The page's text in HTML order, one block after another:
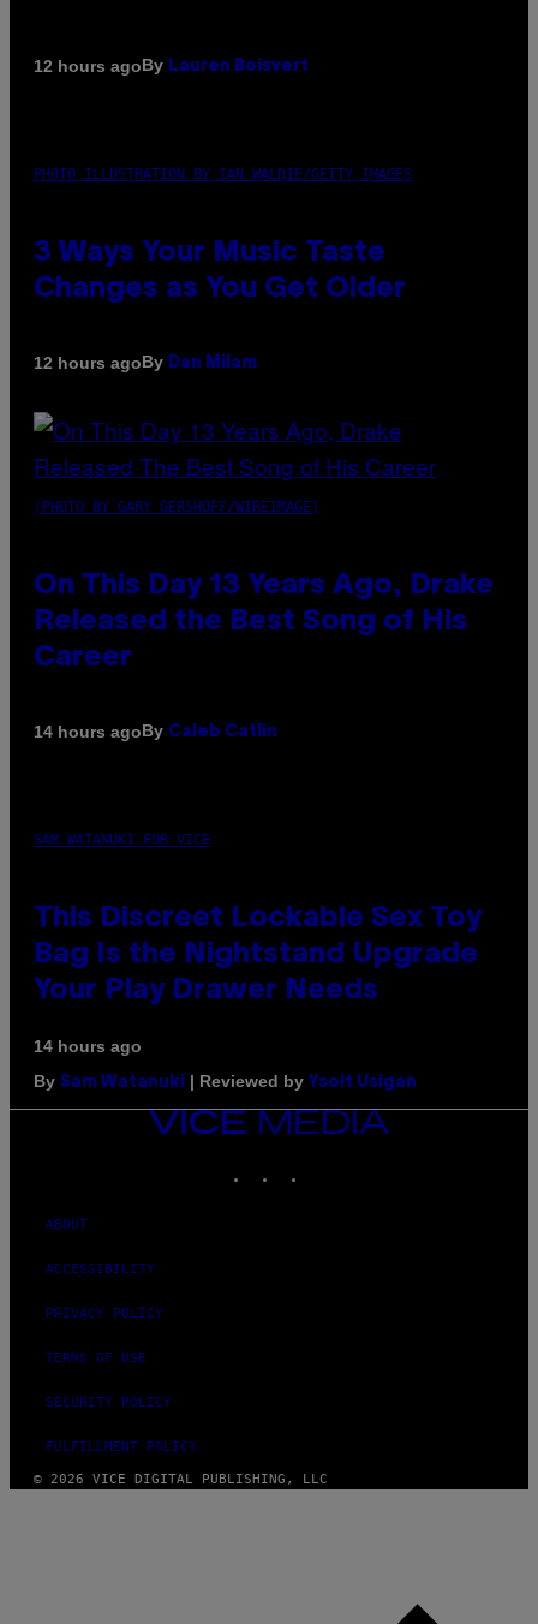
12 hours agoBy Lauren Boisvert
PHOTO ILLUSTRATION BY IAN WALDIE/GETTY IMAGES
3 Ways Your Music Taste
Changes as You Get Older
12 hours agoBy Dan Milam
(PHOTO BY GARY GERSHOFF/WIREIMAGE)
On This Day 13 Years Ago, Drake
Released the Best Song of His
Career
14 hours agoBy Caleb Catlin
SAM WATANUKI FOR VICE
This Discreet Lockable Sex Toy
Bag Is the Nightstand Upgrade
Your Play Drawer Needs
14 hours ago
By Sam Watanuki | Reviewed by Ysolt Usigan
VICE
ABOUT
ACCESSIBILITY
PRIVACY POLICY
TERMS OF USE
SECURITY POLICY
FULFILLMENT POLICY
© 2026 VICE DIGITAL PUBLISHING, LLC